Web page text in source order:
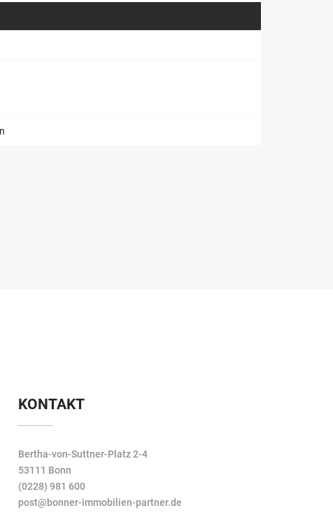
KONTAKT
Bertha-von-Suttner-Platz 2-4
53111 Bonn
(0228) 981 600
post@bonner-immobilien-partner.de